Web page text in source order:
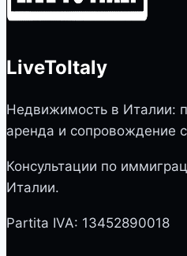
LiveToItaly
Недвижимость в Италии:
аренда и сопровождение
Консультации по
Италии.
Partita IVA: 13452890018